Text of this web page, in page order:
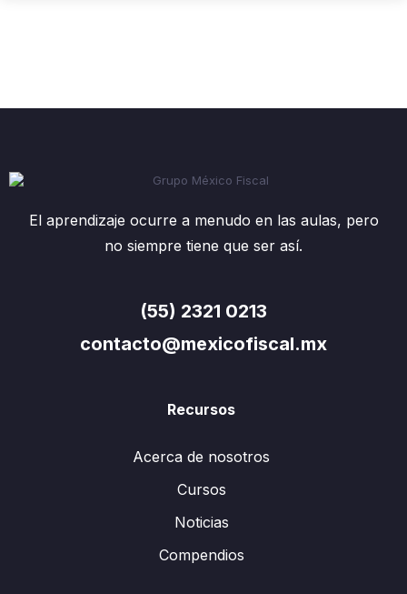
El aprendizaje ocurre a menudo en las aulas, pero
no siempre tiene que ser así.
(55) 2321 0213
contacto@mexicofiscal.mx
Recursos
Acerca de nosotros
Cursos
Noticias
Compendios